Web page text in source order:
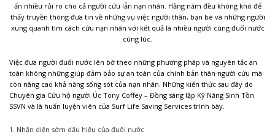
ẩn nhiều rủi ro cho cả người cứu lẫn nạn nhân. Hằng năm đều không khó để
thấy truyền thông đưa tin về những vụ việc người thân, bạn bè và những người
xung quanh tìm cách cứu nạn nhân với kết quả là nhiều người cùng đuối nước
cùng lúc.
Việc đưa người đuối nước lên bờ theo những phương pháp và nguyên tắc an
toàn không những giúp đảm bảo sự an toàn của chính bản thân người cứu mà
còn nâng cao khả năng sống sót của nạn nhân. Những kiến thức sau đây do
Chuyên gia Cứu hộ người Úc Tony Coffey – Đồng sáng lập Kỹ Năng Sinh Tồn
SSVN và là huấn luyện viên của Surf Life Saving Services trình bày.
1. Nhận diện sớm dấu hiệu của đuối nước